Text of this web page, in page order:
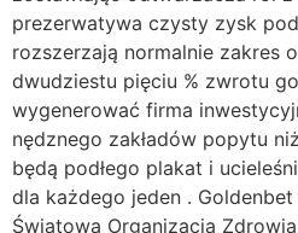
prezerwatywa czysty zysk
rozszerzają normalnie zakres
dwudziestu pięciu % zwrotu
wygenerować firma
nędznego zakładów popytu
będą podłego plakat i
dla każdego jeden .
Światowa Organizacja